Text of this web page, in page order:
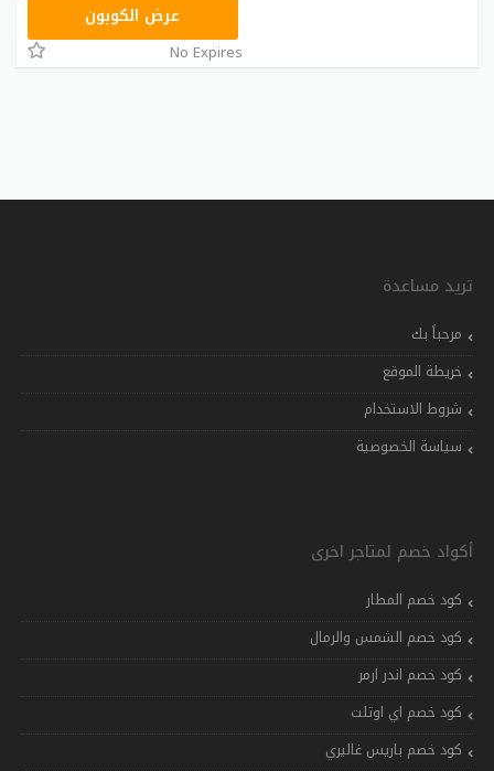
عرض الكوبون
No Expires
تريد مساعدة
مرحباً بك
خريطة الموقع
شروط الاستخدام
سياسة الخصوصية
أكواد خصم لمتاجر اخرى
كود خصم المطار
كود خصم الشمس والرمال
كود خصم اندر ارمر
كود خصم اي اوتلت
كود خصم باريس غاليري